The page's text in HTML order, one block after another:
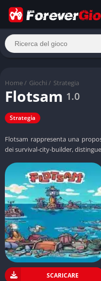
Home / Giochi / Strategia
Flotsam 1.0
Strategia
Flotsam rappresenta una
dei survival-city-builder,
SCARICARE